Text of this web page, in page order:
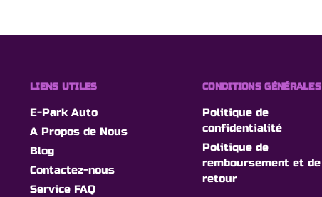
LIENS UTILES
E-Park Auto
A Propos de Nous
Blog
Contactez-nous
Service FAQ
CONDITIONS GÉNÉRALES
Politique de
confidentialité
Politique de
remboursement et de
retour